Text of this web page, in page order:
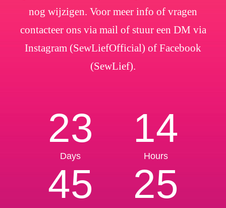
nog wijzigen. Voor meer info of vragen
contacteer ons via mail of stuur een DM via
Instagram (SewLiefOfficial) of Facebook
(SewLief).
23
Days
14
Hours
45 25